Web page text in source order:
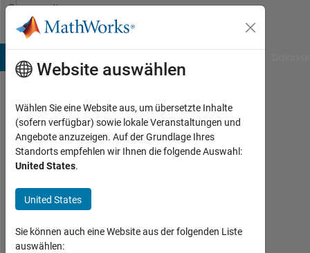
Weiter zum Inhalt
Community
Profile
David
Aronstein
Last
mehr
als
ein
Jahr
Website auswählen
Wählen Sie eine Website aus, um übersetzte Inhalte
(sofern verfügbar) sowie lokale Veranstaltungen und
Angebote anzuzeigen. Auf der Grundlage Ihres
Standorts empfehlen wir Ihnen die folgende Auswahl:
United States.
United States
Sie können auch eine Website aus der folgenden Liste
auswählen: